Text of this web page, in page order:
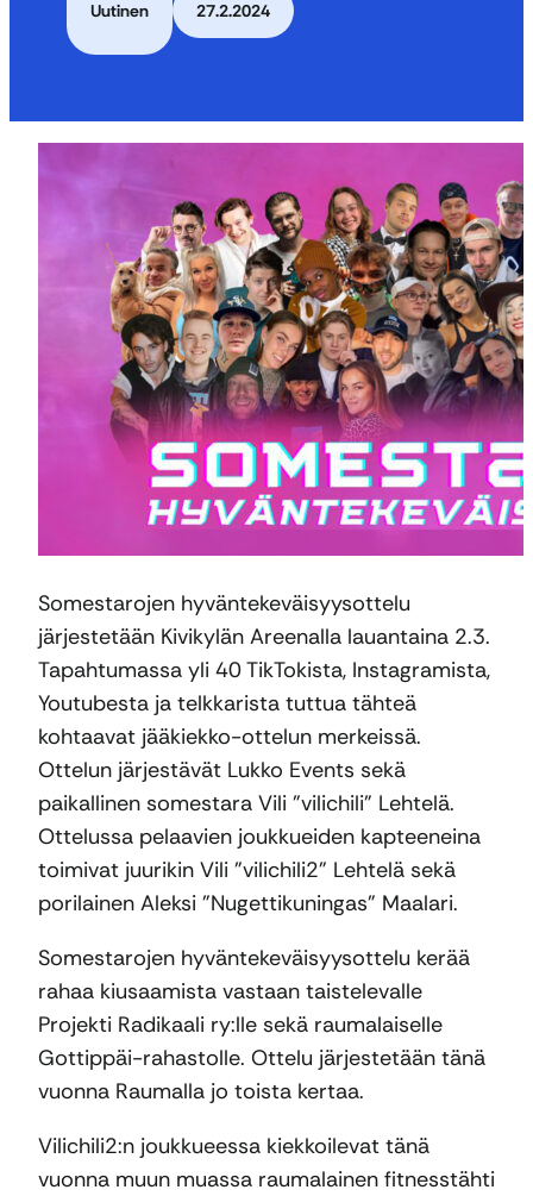
Uutinen 27.2.2024
Somestarojen hyväntekeväisyysottelu
järjestetään Kivikylän Areenalla lauantaina 2.3.
Tapahtumassa yli 40 TikTokista, Instagramista,
Youtubesta ja telkkarista tuttua tähteä
kohtaavat jääkiekko-ottelun merkeissä.
Ottelun järjestävät Lukko Events sekä
paikallinen somestara Vili ”vilichili” Lehtelä.
Ottelussa pelaavien joukkueiden kapteeneina
toimivat juurikin Vili ”vilichili2” Lehtelä sekä
porilainen Aleksi ”Nugettikuningas” Maalari.
Somestarojen hyväntekeväisyysottelu kerää
rahaa kiusaamista vastaan taistelevalle
Projekti Radikaali ry:lle sekä raumalaiselle
Gottippäi-rahastolle. Ottelu järjestetään tänä
vuonna Raumalla jo toista kertaa.
Vilichili2:n joukkueessa kiekkoilevat tänä
vuonna muun muassa raumalainen fitnesstähti